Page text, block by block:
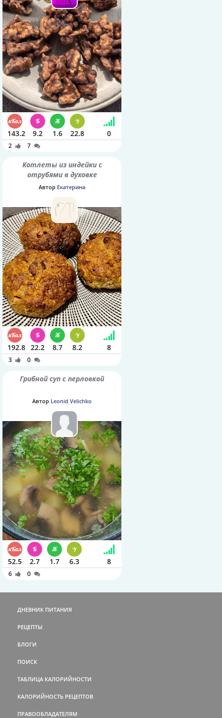
143.2 9.2 1.6 22.8 0
2 7
Котлеты из индейки с
отрубями в духовке
Автор Екатерина
192.8 22.2 8.7 8.2 8
3 0
Грибной суп с перловкой
Автор Leonid Velichko
52.5 2.7 1.7 6.3 8
6 0
ДНЕВНИК ПИТАНИЯ
РЕЦЕПТЫ
БЛОГИ
ПОИСК
ТАБЛИЦА КАЛОРИЙНОСТИ
КАЛОРИЙНОСТЬ РЕЦЕПТОВ
ПРАВООБЛАДАТЕЛЯМ